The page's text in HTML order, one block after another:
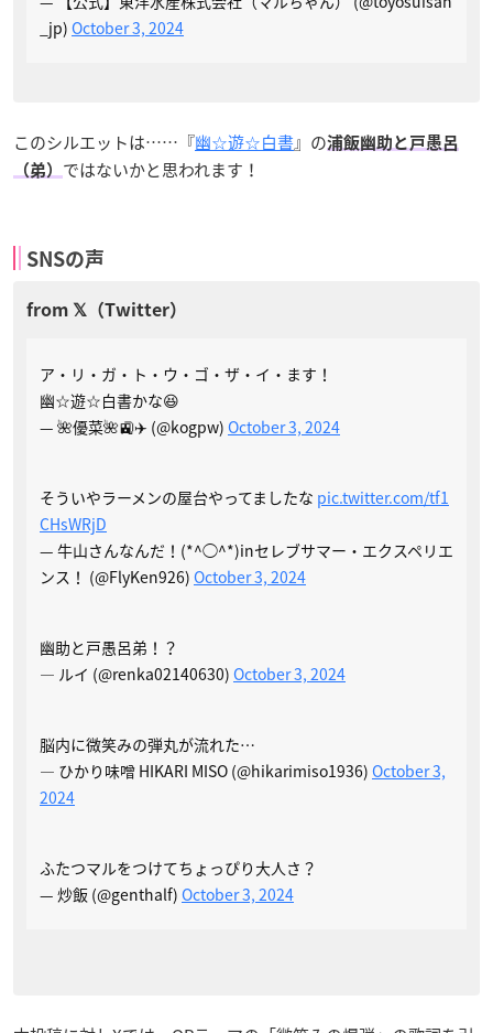
_jp) October 3, 2024
このシルエットは……『幽☆遊☆白書』の浦飯幽助と戸愚呂
（弟） ではないかと思われます！
SNSの声
ア・リ・ガ・ト・ウ・ゴ・ザ・イ・ます！
幽☆遊☆白書かな😆
— 🌺優菜🌺🚉✈️ (@kogpw) October 3, 2024
そういやラーメンの屋台やってましたな pic.twitter.com/tf1
CHsWRjD
— 牛山さんなんだ！(*^◯^*)inセレブサマー・エクスペリエ
ンス！ (@FlyKen926) October 3, 2024
幽助と戸愚呂弟！？
— ルイ (@renka02140630) October 3, 2024
脳内に微笑みの弾丸が流れた…
— ひかり味噌 HIKARI MISO (@hikarimiso1936) October 3,
2024
ふたつマルをつけてちょっぴり大人さ？
— 炒飯 (@genthalf) October 3, 2024